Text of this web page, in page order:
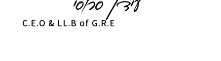
C.E.O & LL.B of G.R.E